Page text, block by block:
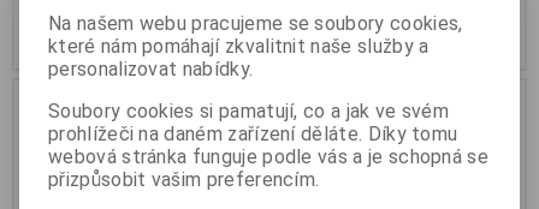
Přidat do košíku Přidat do košíku
Výprodej
Sleva
2,3 %
Výprodej
Na našem webu pracujeme se soubory cookies,
které nám pomáhají zkvalitnit naše služby a
personalizovat nabídky.
Soubory cookies si pamatují, co a jak ve svém
prohlížeči na daném zařízení děláte. Díky tomu
webová stránka funguje podle vás a je schopná se
přizpůsobit vašim preferencím.